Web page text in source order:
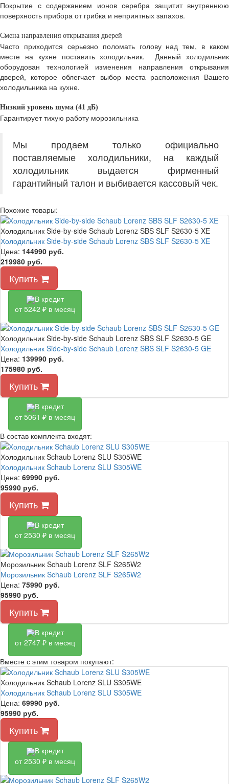
Покрытие с содержанием ионов серебра защитит внутреннюю
поверхность прибора от грибка и неприятных запахов.
Смена направления открывания дверей
Часто приходится серьезно поломать голову над тем, в каком
месте на кухне поставить холодильник. Данный холодильник
оборудован технологией изменения направления открывания
дверей, которое облегчает выбор места расположения Вашего
холодильника на кухне.
Низкий уровень шума (41 дБ)
Гарантирует тихую работу морозильника
Мы продаем только официально
поставляемые холодильники, на каждый
холодильник выдается фирменный
гарантийный талон и выбивается кассовый чек.
Похожие товары:
Холодильник Side-by-side Schaub Lorenz SBS SLF S2630-5 XE
Холодильник Side-by-side Schaub Lorenz SBS SLF S2630-5 XE
Цена: 144990 руб.
219980 руб.
Купить
В кредит
от 5242 ₽ в месяц
Холодильник Side-by-side Schaub Lorenz SBS SLF S2630-5 GE
Холодильник Side-by-side Schaub Lorenz SBS SLF S2630-5 GE
Цена: 139990 руб.
175980 руб.
Купить
В кредит
от 5061 ₽ в месяц
В состав комплекта входят:
Холодильник Schaub Lorenz SLU S305WE
Холодильник Schaub Lorenz SLU S305WE
Цена: 69990 руб.
95990 руб.
Купить
В кредит
от 2530 ₽ в месяц
Морозильник Schaub Lorenz SLF S265W2
Морозильник Schaub Lorenz SLF S265W2
Цена: 75990 руб.
95990 руб.
Купить
В кредит
от 2747 ₽ в месяц
Вместе с этим товаром покупают:
Холодильник Schaub Lorenz SLU S305WE
Холодильник Schaub Lorenz SLU S305WE
Цена: 69990 руб.
95990 руб.
Купить
В кредит
от 2530 ₽ в месяц